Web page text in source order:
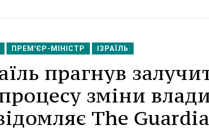
ПРЕМ'ЄР-МІНІСТР ІЗРАЇЛЬ
прагнув
зміни
The